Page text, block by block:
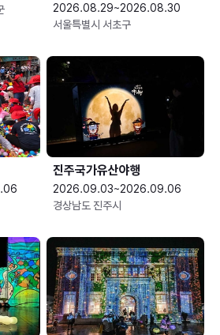
2026.08.29~2026.08.30
서울특별시 서초구
진주국가유산야행
2026.09.03~2026.09.06
경상남도 진주시